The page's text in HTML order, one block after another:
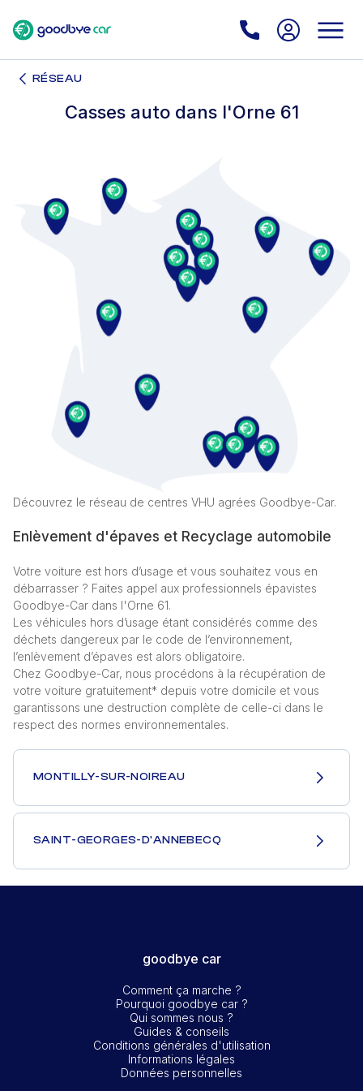
RÉSEAU
Casses auto dans l'Orne 61
Découvrez le réseau de centres VHU agrées Goodbye-Car.
Enlèvement d'épaves et Recyclage automobile
Votre voiture est hors d’usage et vous souhaitez vous en
débarrasser ? Faites appel aux professionnels épavistes
Goodbye-Car dans l'Orne 61.
Les véhicules hors d’usage étant considérés comme des
déchets dangereux par le code de l’environnement,
l’enlèvement d’épaves est alors obligatoire.
Chez Goodbye-Car, nous procédons à la récupération de
votre voiture gratuitement* depuis votre domicile et vous
garantissons une destruction complète de celle-ci dans le
respect des normes environnementales.
MONTILLY-SUR-NOIREAU
SAINT-GEORGES-D'ANNEBECQ
goodbye car
Comment ça marche ?
Pourquoi goodbye car ?
Qui sommes nous ?
Guides & conseils
Conditions générales d'utilisation
Informations légales
Données personnelles